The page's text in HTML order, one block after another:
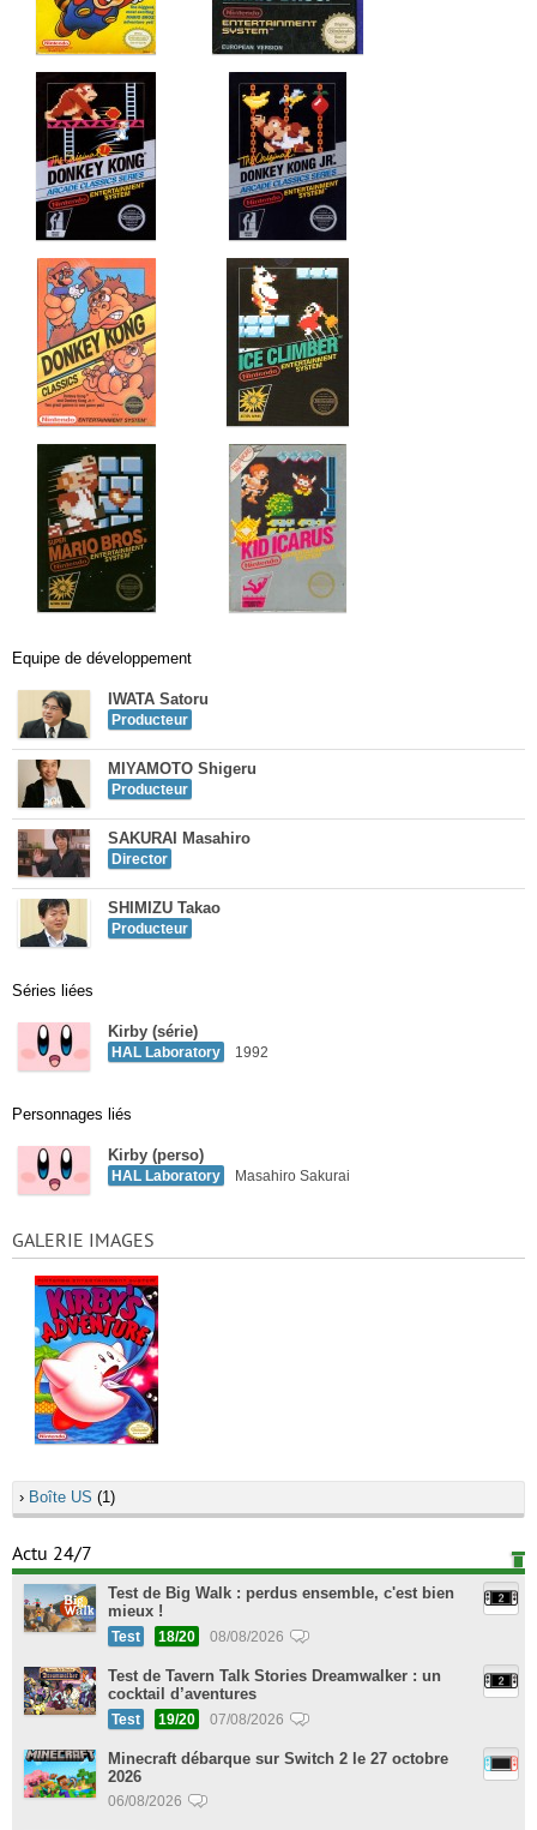
Equipe de développement
IWATA Satoru
Producteur
MIYAMOTO Shigeru
Producteur
SAKURAI Masahiro
Director
SHIMIZU Takao
Producteur
Séries liées
Kirby (série)
HAL Laboratory 1992
Personnages liés
Kirby (perso)
HAL Laboratory Masahiro Sakurai
GALERIE IMAGES
› Boîte US (1)
Actu 24/7
Test de Big Walk : perdus ensemble, c'est bien
mieux !
Test 18/20 08/08/2026
Test de Tavern Talk Stories Dreamwalker : un
cocktail d’aventures
Test 19/20 07/08/2026
Minecraft débarque sur Switch 2 le 27 octobre
2026
06/08/2026